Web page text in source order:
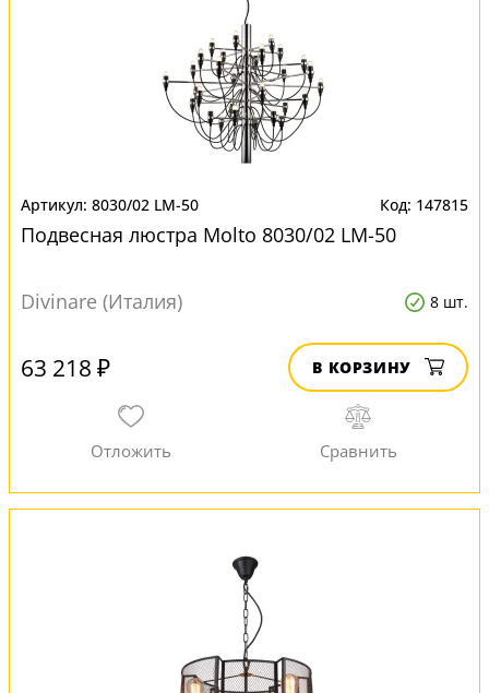
8030/02 LM-50 147815
Подвесная люстра Molto 8030/02 LM-50
Divinare (Италия) 8 шт.
63 218 ₽ В КОРЗИНУ